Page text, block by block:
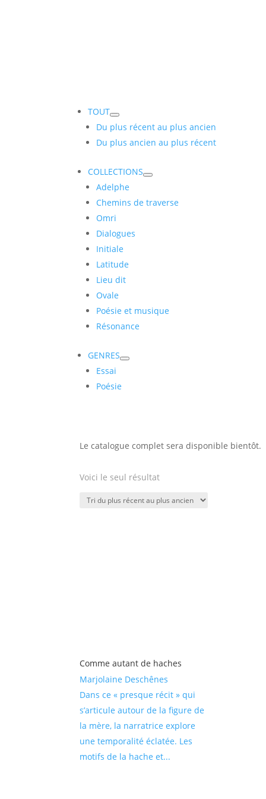
TOUT
Du plus récent au plus ancien
Du plus ancien au plus récent
COLLECTIONS
Adelphe
Chemins de traverse
Omri
Dialogues
Initiale
Latitude
Lieu dit
Ovale
Poésie et musique
Résonance
GENRES
Essai
Poésie
Le catalogue complet sera disponible bientôt.
Voici le seul résultat
Comme autant de haches
Marjolaine Deschênes
Dans ce « presque récit » qui
s’articule autour de la figure de
la mère, la narratrice explore
une temporalité éclatée. Les
motifs de la hache et...